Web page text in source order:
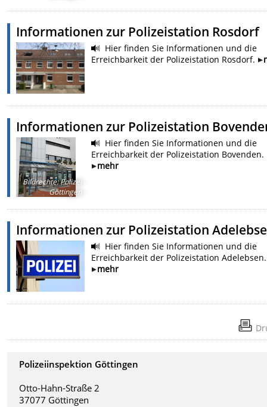
Informationen zur Polizeistation Rosdorf
Hier finden Sie Informationen und die
Erreichbarkeit der Polizeistation Rosdorf.
Informationen zur Polizeistation
Bildrechte:Polizei
Göttingen
Hier finden Sie Informationen und die
Erreichbarkeit der Polizeistation Bovenden.
mehr
Informationen zur Polizeistation
Hier finden Sie Informationen und die
Erreichbarkeit der Polizeistation Adelebsen.
mehr
Polizeiinspektion Göttingen
Otto-Hahn-Straße 2
37077 Göttingen